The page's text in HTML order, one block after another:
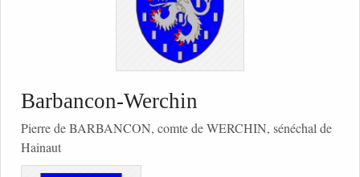
Barbancon-Werchin
Pierre de BARBANCON, comte de WERCHIN, sénéchal de
Hainaut